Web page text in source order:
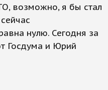
возможно, я бы стал
нулю. Сегодня за
Госдума и Юрий